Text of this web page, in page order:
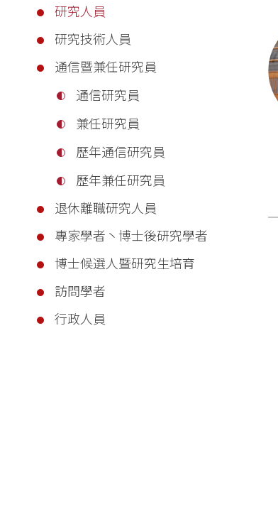
研究人員
研究技術人員
通信暨兼任研究員
通信研究員
兼任研究員
歷年通信研究員
歷年兼任研究員
退休離職研究人員
專家學者丶博士後研究學者
博士候選人暨研究生培育
訪問學者
行政人員